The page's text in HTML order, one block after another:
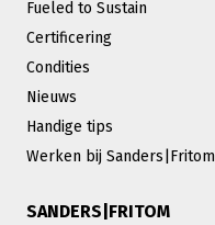
Fueled to Sustain
Certificering
Condities
Nieuws
Handige tips
Werken bij Sanders|Fritom
SANDERS|FRITOM